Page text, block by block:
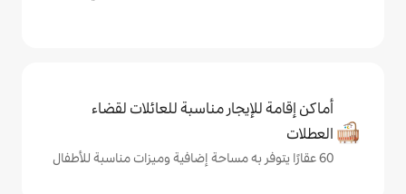
مناسبة للعائلات لقضاء